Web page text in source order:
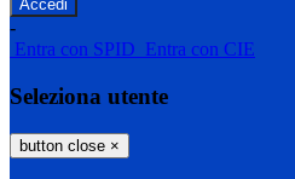
-
Entra con SPID Entra con CIE
Seleziona utente
button close ×